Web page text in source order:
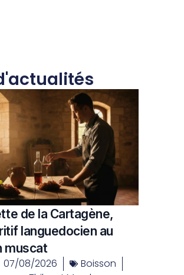
de la Cartagène,
languedocien au
muscat
07/08/2026
Boisson